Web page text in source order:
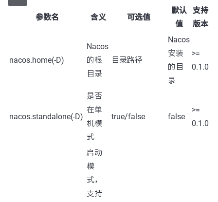
参数名 含义 可选值
默认
值
支持
版本
nacos.home(-D)
Nacos
的根
目录
目录路径
Nacos
安装
的目
录
>=
0.1.0
nacos.standalone(-D)
是否
在单
机模
式
true/false false
>=
0.1.0
启动
模
式，
支持